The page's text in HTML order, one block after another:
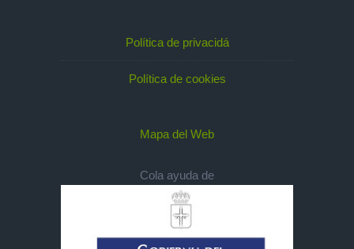
Política de privacidá
Política de cookies
Mapa del Web
Cola ayuda de